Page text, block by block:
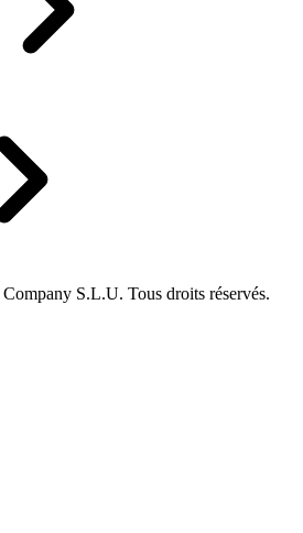
S.L.U. Tous droits réservés.